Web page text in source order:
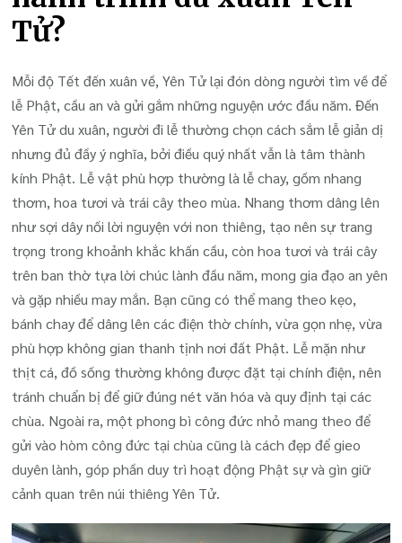
Tử?
Mỗi độ Tết đến xuân về, Yên Tử lại đón dòng người tìm về để
lễ Phật, cầu an và gửi gắm những nguyện ước đầu năm. Đến
Yên Tử du xuân, người đi lễ thường chọn cách sắm lễ giản dị
nhưng đủ đầy ý nghĩa, bởi điều quý nhất vẫn là tâm thành
kính Phật. Lễ vật phù hợp thường là lễ chay, gồm nhang
thơm, hoa tươi và trái cây theo mùa. Nhang thơm dâng lên
như sợi dây nối lời nguyện với non thiêng, tạo nên sự trang
trọng trong khoảnh khắc khấn cầu, còn hoa tươi và trái cây
trên ban thờ tựa lời chúc lành đầu năm, mong gia đạo an yên
và gặp nhiều may mắn. Bạn cũng có thể mang theo kẹo,
bánh chay để dâng lên các điện thờ chính, vừa gọn nhẹ, vừa
phù hợp không gian thanh tịnh nơi đất Phật. Lễ mặn như
thịt cá, đồ sống thường không được đặt tại chính điện, nên
tránh chuẩn bị để giữ đúng nét văn hóa và quy định tại các
chùa. Ngoài ra, một phong bì công đức nhỏ mang theo để
gửi vào hòm công đức tại chùa cũng là cách đẹp để gieo
duyên lành, góp phần duy trì hoạt động Phật sự và gìn giữ
cảnh quan trên núi thiêng Yên Tử.